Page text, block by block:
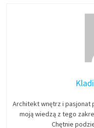
Architekt wnętrz i pasjonat
moją wiedzą z tego
Chętnie